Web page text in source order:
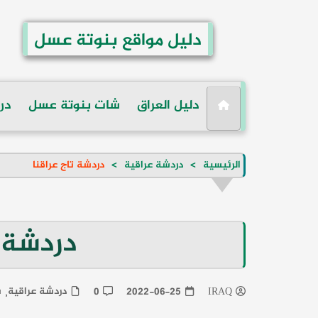
دليل مواقع بنوتة عسل
دليل العراق شات بنوتة عسل
الرئيسية دردشة عراقية دردشة تاج عراقنا
دردشة
IRAQ
2022-06-25
0 دردشة عراقية